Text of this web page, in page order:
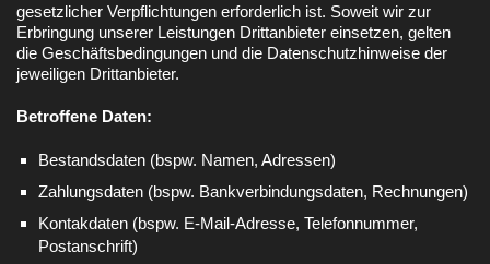
gesetzlicher Verpflichtungen erforderlich ist. Soweit wir zur
Erbringung unserer Leistungen Drittanbieter einsetzen, gelten
die Geschäftsbedingungen und die Datenschutzhinweise der
jeweiligen Drittanbieter.
Betroffene Daten:
Bestandsdaten (bspw. Namen, Adressen)
Zahlungsdaten (bspw. Bankverbindungsdaten, Rechnungen)
Kontakdaten (bspw. E-Mail-Adresse, Telefonnummer,
Postanschrift)